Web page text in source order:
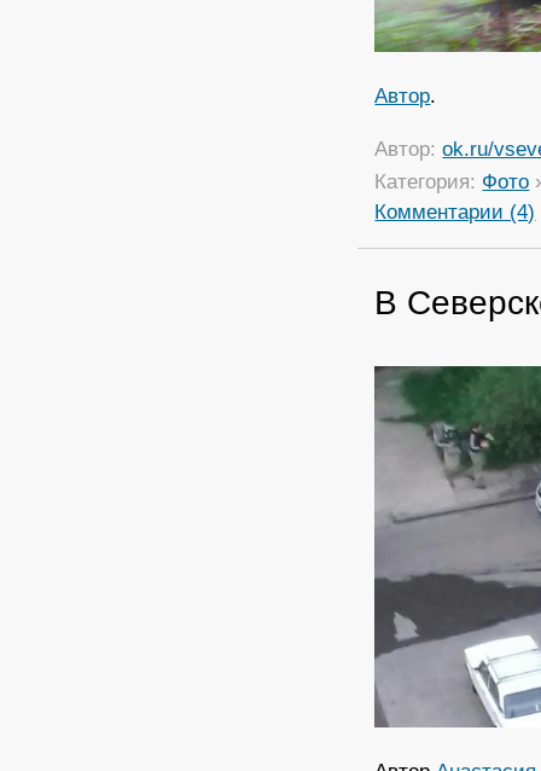
Автор.
Автор:ok.ru/
Категория: Фото
Комментарии (4)
В